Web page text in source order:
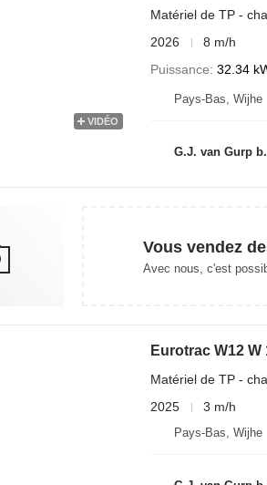
VIDÉO
Matériel de TP -
2026
8 m/h
Puissance 32.34
Pays-Bas, Wijhe
G.J. van Gurp
Vous vendez
Avec nous, c'est
Eurotrac W12 W
Matériel de TP -
2025
3 m/h
Pays-Bas, Wijhe